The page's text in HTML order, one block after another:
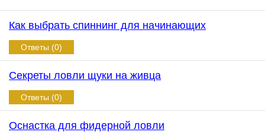
Как выбрать спиннинг для начинающих
Ответы (0)
Секреты ловли щуки на живца
Ответы (0)
Оснастка для фидерной ловли